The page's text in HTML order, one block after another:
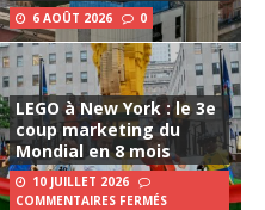
6 AOÛT 2026 0
LEGO à New York : le 3e
coup marketing du
Mondial en 8 mois
10 JUILLET 2026
COMMENTAIRES FERMÉS